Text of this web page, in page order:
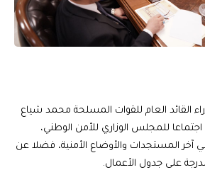
القائد العام للقوات المسلحة محمد شياع
اجتماعا للمجلس الوزاري للأمن الوطني،
آخر المستجدات والأوضاع الأمنية، فضلا عن
على جدول الأعمال.